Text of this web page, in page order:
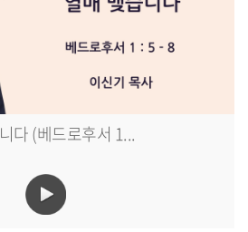
다 (베드로후서 1...